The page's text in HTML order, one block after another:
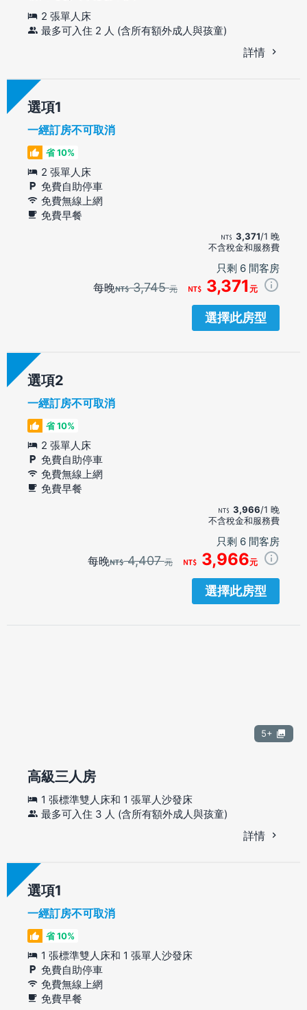
2 張單人床
最多可入住 2 人 (含所有額外成人與孩童)
詳情
選項
一經訂房不可取消
省 10%
2 張單人床
免費自助停車
免費無線上網
免費早餐
3,371/1 晚
不含稅金和服務費
只剩 6 間客房
每晚 3,745元 3,371 元
選擇此房型
選項
一經訂房不可取消
省 10%
2 張單人床
免費自助停車
免費無線上網
免費早餐
3,966/1 晚
不含稅金和服務費
只剩 6 間客房
每晚 4,407元 3,966元
選擇此房型
5+
高級三人房
1 張標準雙人床和 1 張單人沙發床
最多可入住 3 人 (含所有額外成人與孩童)
詳情
選項
一經訂房不可取消
省 10%
1 張標準雙人床和 1 張單人沙發床
免費自助停車
免費無線上網
免費早餐